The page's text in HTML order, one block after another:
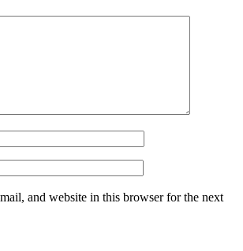
and website in this browser for the next